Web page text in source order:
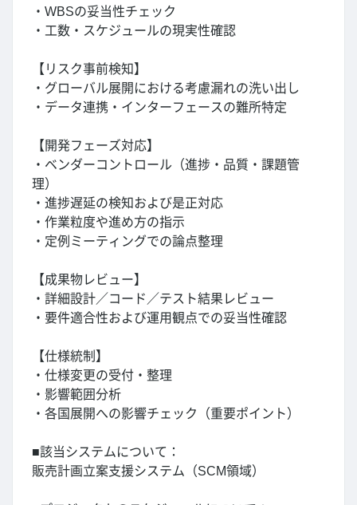
・WBSの妥当性チェック
・工数・スケジュールの現実性確認
【リスク事前検知】
・グローバル展開における考慮漏れの洗い出し
・データ連携・インターフェースの難所特定
【開発フェーズ対応】
・ベンダーコントロール（進捗・品質・課題管
理）
・進捗遅延の検知および是正対応
・作業粒度や進め方の指示
・定例ミーティングでの論点整理
【成果物レビュー】
・詳細設計／コード／テスト結果レビュー
・要件適合性および運用観点での妥当性確認
【仕様統制】
・仕様変更の受付・整理
・影響範囲分析
・各国展開への影響チェック（重要ポイント）
■該当システムについて：
販売計画立案支援システム（SCM領域）